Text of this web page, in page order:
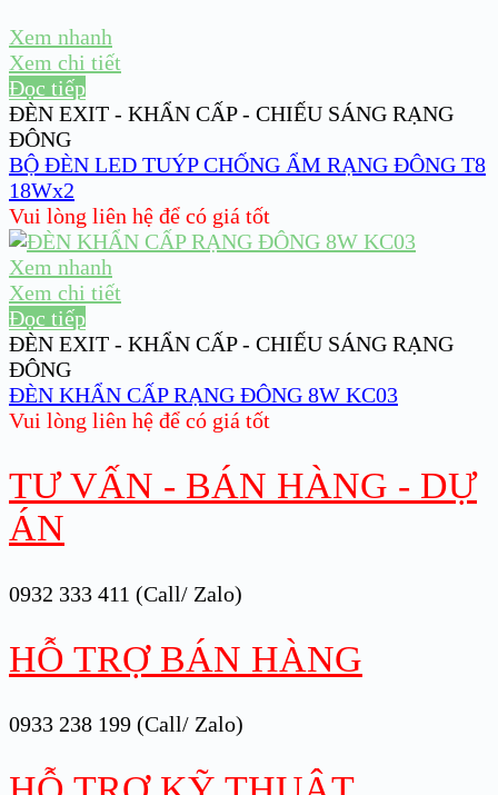
Xem nhanh
Xem chi tiết
Đọc tiếp
ĐÈN EXIT - KHẨN CẤP - CHIẾU SÁNG RẠNG
ĐÔNG
BỘ ĐÈN LED TUÝP CHỐNG ẨM RẠNG ĐÔNG T8
18Wx2
Vui lòng liên hệ để có giá tốt
Xem nhanh
Xem chi tiết
Đọc tiếp
ĐÈN EXIT - KHẨN CẤP - CHIẾU SÁNG RẠNG
ĐÔNG
ĐÈN KHẨN CẤP RẠNG ĐÔNG 8W KC03
Vui lòng liên hệ để có giá tốt
TƯ VẤN - BÁN HÀNG - DỰ
ÁN
0932 333 411 (Call/ Zalo)
HỖ TRỢ BÁN HÀNG
0933 238 199 (Call/ Zalo)